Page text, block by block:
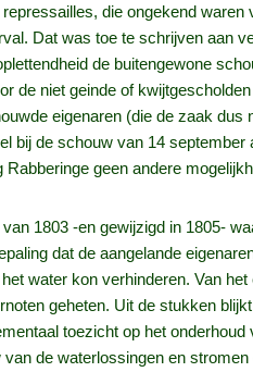
die ongekend
Dat was toe te schrijven aan
de buitengewone
de niet geinde of
eigenaren (die de zaak
bij de schouw van 14 september
Rabberinge geen andere
1803 -en gewijzigd in 1805-
dat de aangelande
water kon verhinderen. Van
geheten. Uit de stukken
toezicht op het
de waterlossingen en